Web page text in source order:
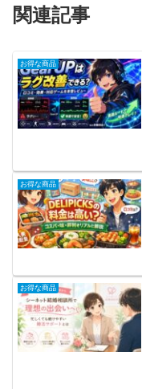
関連記事
お得な商品
お得な商品
お得な商品